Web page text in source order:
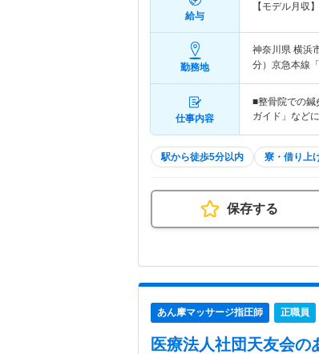
給与
【モデル月収】
勤務地
神奈川県 横浜
分）京急本線
仕事内容
■整骨院での
ガイド」など
駅から徒歩5分以内 寮・借り上
保存する
あん摩マッサージ指圧師 正職員
医療法人社団天友会の